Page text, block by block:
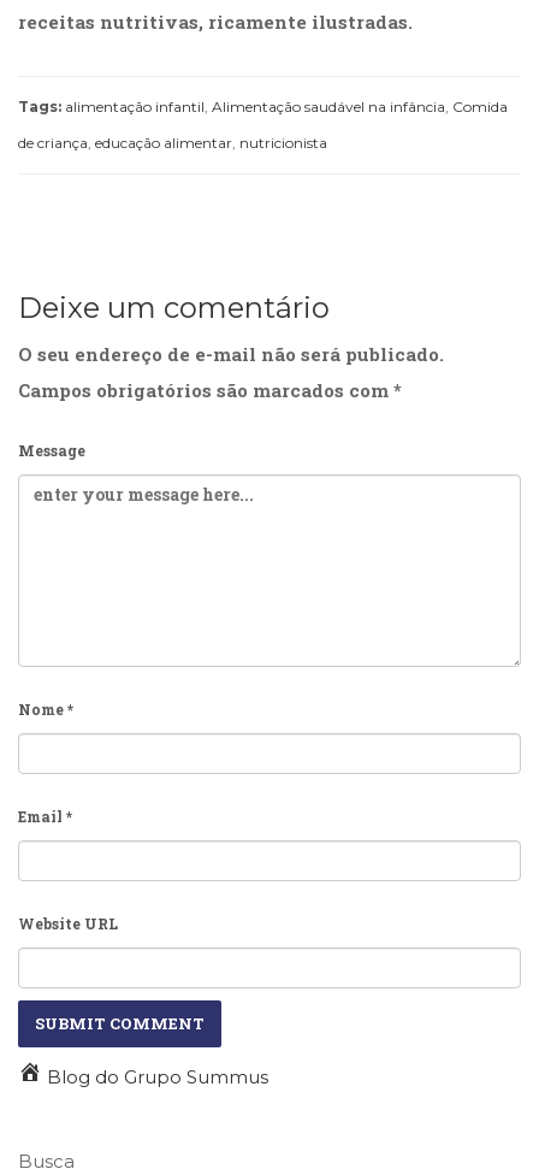
receitas nutritivas, ricamente ilustradas.
Tags: alimentação infantil, Alimentação saudável na infância, Comida
de criança, educação alimentar, nutricionista
Deixe um comentário
O seu endereço de e-mail não será publicado.
Campos obrigatórios são marcados com *
Message
Nome*
Email *
Website URL
Blog do Grupo Summus
Busca